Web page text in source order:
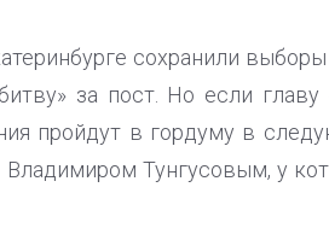
сохранили
за пост. Но если главу
пройдут в гордуму в
Тунгусовым, у